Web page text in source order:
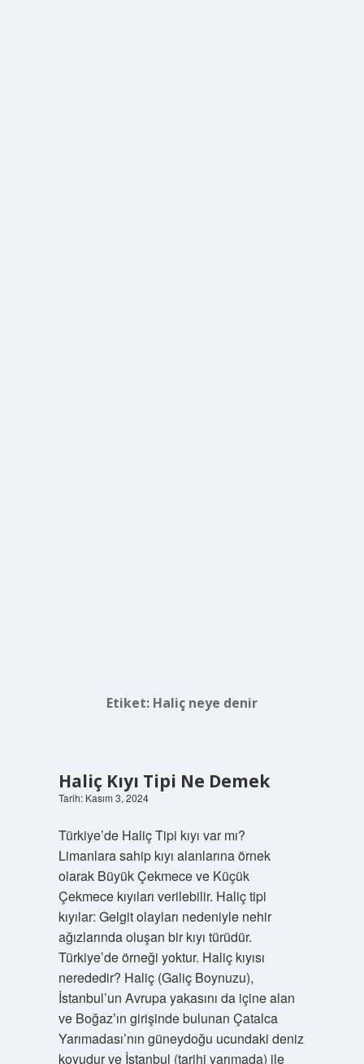
Etiket: Haliç neye denir
Haliç Kıyı Tipi Ne Demek
Tarih: Kasım 3, 2024
Türkiye’de Haliç Tipi kıyı var mı?
Limanlara sahip kıyı alanlarına örnek
olarak Büyük Çekmece ve Küçük
Çekmece kıyıları verilebilir. Haliç tipi
kıyılar: Gelgit olayları nedeniyle nehir
ağızlarında oluşan bir kıyı türüdür.
Türkiye’de örneği yoktur. Haliç kıyısı
nerededir? Haliç (Galiç Boynuzu),
İstanbul’un Avrupa yakasını da içine alan
ve Boğaz’ın girişinde bulunan Çatalca
Yarımadası’nın güneydoğu ucundaki deniz
koyudur ve İstanbul (tarihi yarımada) ile